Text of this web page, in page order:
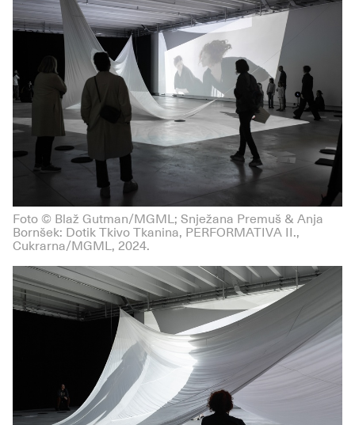
Foto © Blaž Gutman/MGML; Snježana Premuš & Anja
Bornšek: Dotik Tkivo Tkanina, PERFORMATIVA II.,
Cukrarna/MGML, 2024.